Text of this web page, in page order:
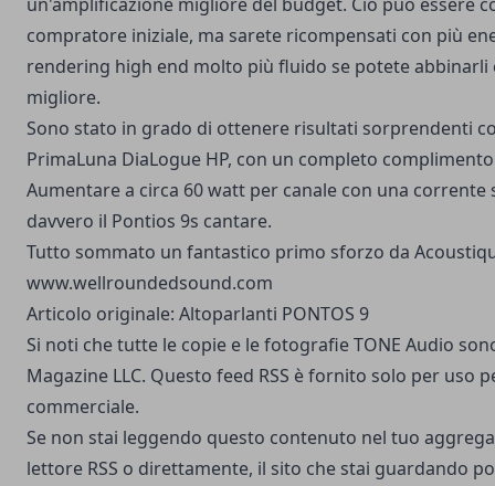
compratore iniziale, ma sarete ricompensati con più
rendering high end molto più fluido se potete
migliore.
Sono stato in grado di ottenere risultati sorprendenti
PrimaLuna DiaLogue HP, con un completo complimento
Aumentare a circa 60 watt per canale con una
davvero il Pontios 9s cantare.
Tutto sommato un fantastico primo sforzo da
www.wellroundedsound.com
Articolo originale: Altoparlanti PONTOS 9
Si noti che tutte le copie e le fotografie TONE Audio
Magazine LLC. Questo feed RSS è fornito solo per uso
commerciale.
Se non stai leggendo questo contenuto nel tuo
lettore RSS o direttamente, il sito che stai guardando